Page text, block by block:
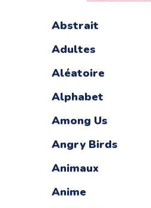
Abstrait
Adultes
Aléatoire
Alphabet
Among Us
Angry Birds
Animaux
Anime